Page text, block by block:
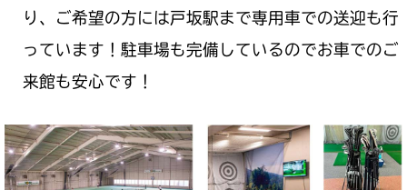
り、ご希望の方には戸坂駅まで専用車での送迎も行
っています！駐車場も完備しているのでお車でのご
来館も安心です！